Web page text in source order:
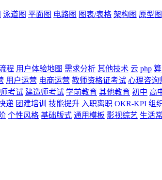
泳道图 平面图 电路图 图表/表格 架构图 原型图
程 用户体验地图 需求分析 其他技术 云 php
用户运营 电商运营 教师资格证考试 心理咨询
考试 建造师考试 学前教育 其他教育 初中 高
递 团建培训 技能提升 入职离职 OKR-KPI 组
个性风格 基础版式 通用模板 影视综艺 生活